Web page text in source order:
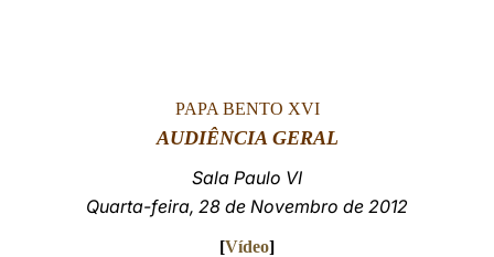
PAPA BENTO XVI
AUDIÊNCIA GERAL
Sala Paulo VI
Quarta-feira, 28 de Novembro de 2012
[Vídeo]